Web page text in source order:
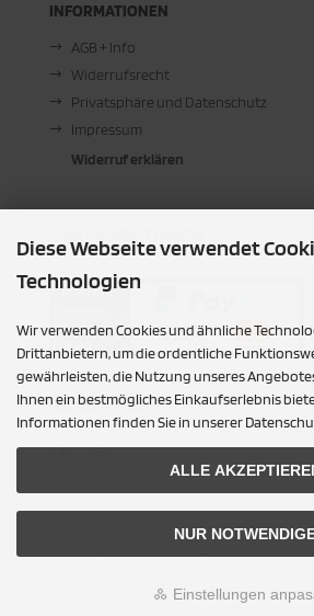
INFORMATIONEN
AGB + Info
Widerrufsrecht
Privatsphäre und Datenschutz
Impressum
Widerruf erklären
SOCIAL MEDIA
Alle Preise inkl. gesetzl. MwSt. zzgl.Versandkosten.
Shopsoftware
Diese Webseite verwendet
Technologien
Wir verwenden Cookies und ähnliche
Drittanbietern, um die ordentliche
gewährleisten, die Nutzung unseres
Ihnen ein bestmögliches Einkaufserlebnis
Informationen finden Sie in unserer
ALLE
NUR
Einstellungen